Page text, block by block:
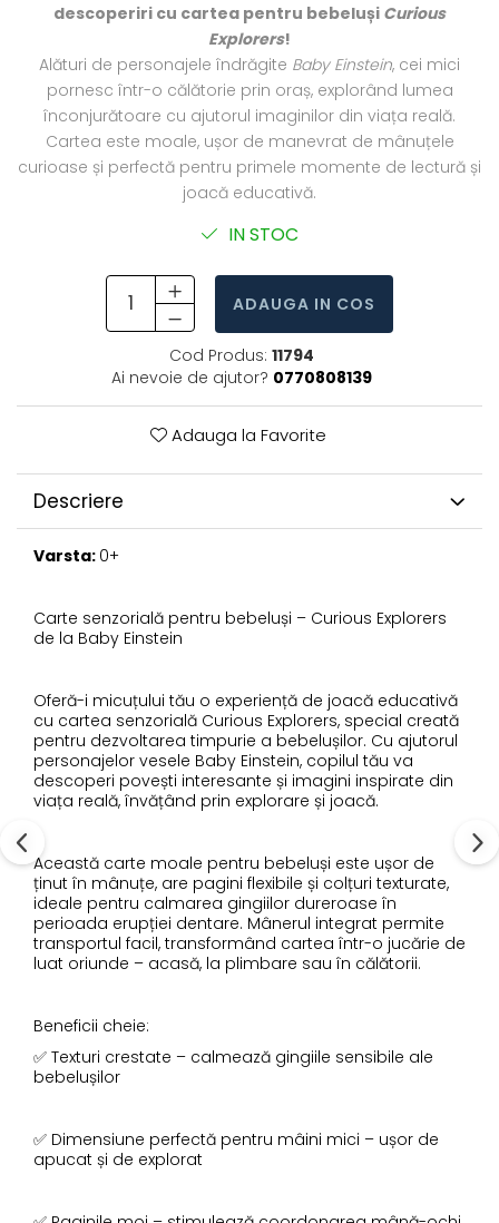
descoperiri cu cartea pentru bebeluși Curious
Explorers!
Alături de personajele îndrăgite Baby Einstein, cei mici
pornesc într-o călătorie prin oraș, explorând lumea
înconjurătoare cu ajutorul imaginilor din viața reală.
Cartea este moale, ușor de manevrat de mânuțele
curioase și perfectă pentru primele momente de lectură și
joacă educativă.
IN STOC
ADAUGA IN COS
Cod Produs: 11794
Ai nevoie de ajutor? 0770808139
Adauga la Favorite
Descriere
Varsta: 0+
Carte senzorială pentru bebeluși – Curious Explorers
de la Baby Einstein
Oferă-i micuțului tău o experiență de joacă educativă
cu cartea senzorială Curious Explorers, special creată
pentru dezvoltarea timpurie a bebelușilor. Cu ajutorul
personajelor vesele Baby Einstein, copilul tău va
descoperi povești interesante și imagini inspirate din
viața reală, învățând prin explorare și joacă.
Această carte moale pentru bebeluși este ușor de
ținut în mânuțe, are pagini flexibile și colțuri texturate,
ideale pentru calmarea gingiilor dureroase în
perioada erupției dentare. Mânerul integrat permite
transportul facil, transformând cartea într-o jucărie de
luat oriunde – acasă, la plimbare sau în călătorii.
Beneficii cheie:
✅ Texturi crestate – calmează gingiile sensibile ale
bebelușilor
✅ Dimensiune perfectă pentru mâini mici – ușor de
apucat și de explorat